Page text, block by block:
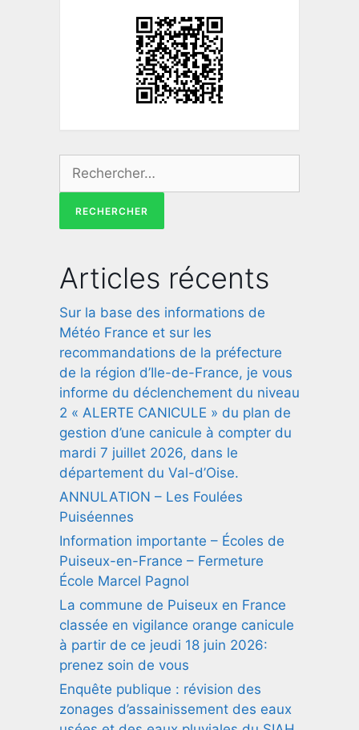
Articles récents
Sur la base des informations de
Météo France et sur les
recommandations de la préfecture
de la région d’Ile-de-France, je vous
informe du déclenchement du niveau
2 « ALERTE CANICULE » du plan de
gestion d’une canicule à compter du
mardi 7 juillet 2026, dans le
département du Val-d’Oise.
ANNULATION – Les Foulées
Puiséennes
Information importante – Écoles de
Puiseux-en-France – Fermeture
École Marcel Pagnol
La commune de Puiseux en France
classée en vigilance orange canicule
à partir de ce jeudi 18 juin 2026:
prenez soin de vous
Enquête publique : révision des
zonages d’assainissement des eaux